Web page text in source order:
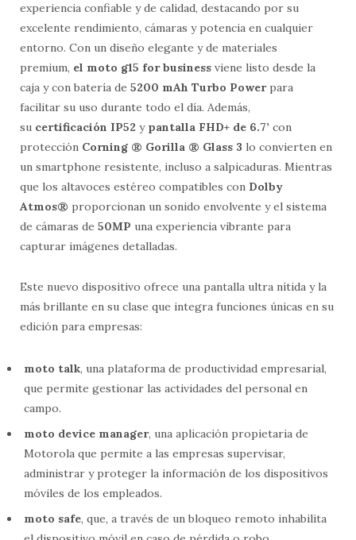
experiencia confiable y de calidad, destacando por su
excelente rendimiento, cámaras y potencia en cualquier
entorno. Con un diseño elegante y de materiales
premium, el moto g15 for business viene listo desde la
caja y con batería de 5200 mAh Turbo Powerpara
facilitar su uso durante todo el día. Además,
su certificación IP52 y pantalla FHD+ de 6.7’ con
protección Corning ® Gorilla ® Glass 3 lo convierten en
un smartphone resistente, incluso a salpicaduras. Mientras
que los altavoces estéreo compatibles con Dolby
Atmos® proporcionan un sonido envolvente y el sistema
de cámaras de 50MP una experiencia vibrante para
capturar imágenes detalladas.
Este nuevo dispositivo ofrece una pantalla ultra nítida y la
más brillante en su clase que integra funciones únicas en su
edición para empresas:
moto talk, una plataforma de productividad empresarial,
que permite gestionar las actividades del personal en
campo.
moto device manager, una aplicación propietaria de
Motorola que permite a las empresas supervisar,
administrar y proteger la información de los dispositivos
móviles de los empleados.
moto safe, que, a través de un bloqueo remoto inhabilita